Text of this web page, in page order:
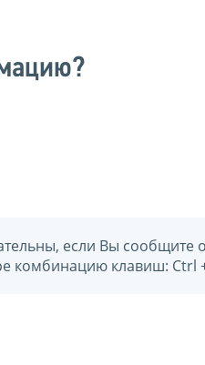
если Вы сообщите
комбинацию клавиш: Ctrl